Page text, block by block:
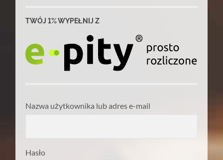
TWÓJ 1% WYPEŁNIJ Z
Nazwa użytkownika lub adres e-mail
Hasło